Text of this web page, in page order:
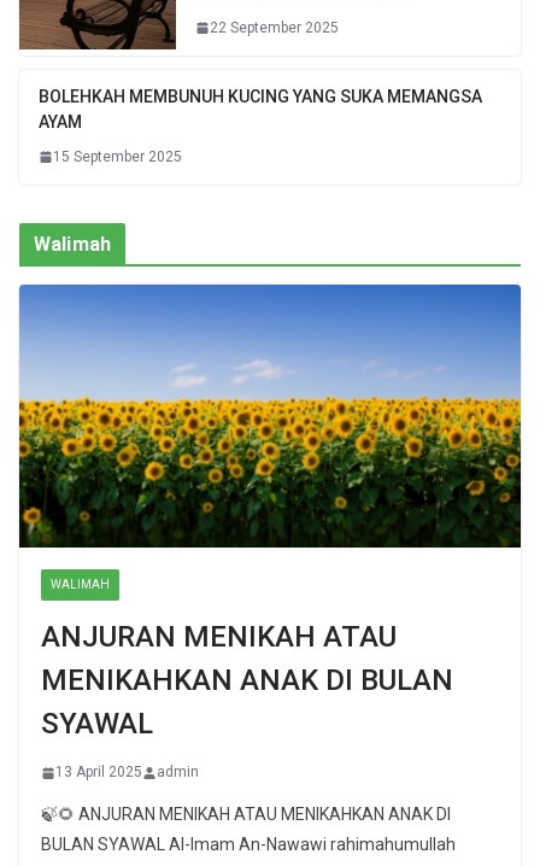
22 September 2025
BOLEHKAH MEMBUNUH KUCING YANG SUKA MEMANGSA
AYAM
15 September 2025
Walimah
WALIMAH
ANJURAN MENIKAH ATAU
MENIKAHKAN ANAK DI BULAN
SYAWAL
13 April 2025 admin
🍃🌻 ANJURAN MENIKAH ATAU MENIKAHKAN ANAK DI
BULAN SYAWAL Al-Imam An-Nawawi rahimahumullah